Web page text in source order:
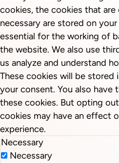
cookies, the cookies that are
necessary are stored on
essential for the working of
the website. We also use
us analyze and understand
These cookies will be
your consent. You also
these cookies. But opting
cookies may have an effect
experience.
Necessary
Necessary